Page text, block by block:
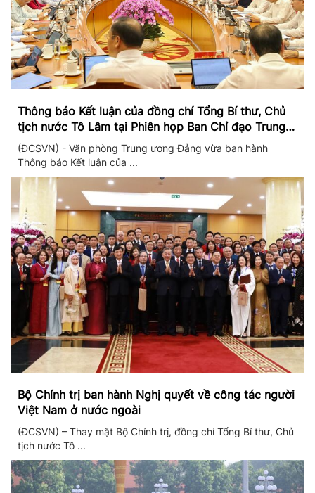
Thông báo Kết luận của đồng chí Tổng Bí thư, Chủ
tịch nước Tô Lâm tại Phiên họp Ban Chỉ đạo Trung
ương thực hiện Nghị quyết 57
(ĐCSVN) - Văn phòng Trung ương Đảng vừa ban hành
Thông báo Kết luận của ...
Bộ Chính trị ban hành Nghị quyết về công tác người
Việt Nam ở nước ngoài
(ĐCSVN) – Thay mặt Bộ Chính trị, đồng chí Tổng Bí thư, Chủ
tịch nước Tô ...